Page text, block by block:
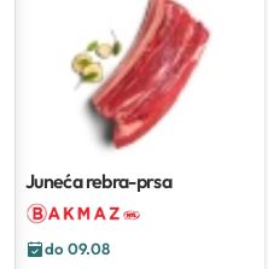
Juneća rebra-prsa
do 09.08